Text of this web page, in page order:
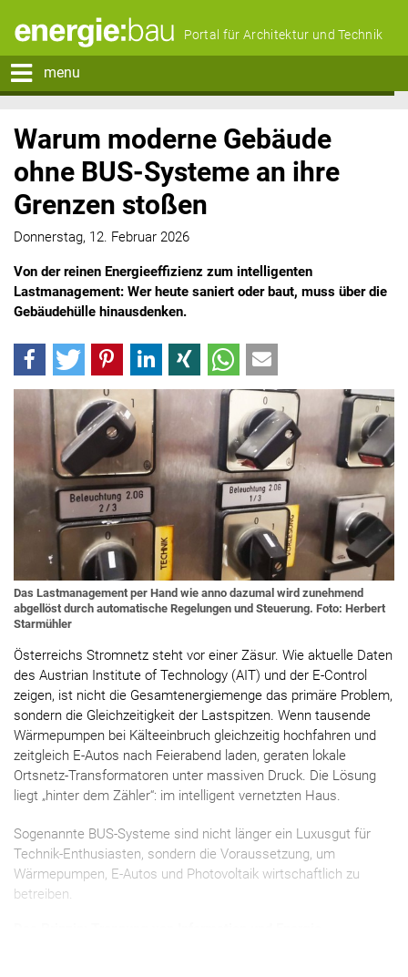
Portal für Architektur und Technik
menu
Warum moderne Gebäude
ohne BUS-Systeme an ihre
Grenzen stoßen
Donnerstag, 12. Februar 2026
Von der reinen Energieeffizienz zum intelligenten
Lastmanagement: Wer heute saniert oder baut, muss über die
Gebäudehülle hinausdenken.
Das Lastmanagement per Hand wie anno dazumal wird zunehmend
abgellöst durch automatische Regelungen und Steuerung. Foto: Herbert
Starmühler
Österreichs Stromnetz steht vor einer Zäsur. Wie aktuelle Daten
des Austrian Institute of Technology (AIT) und der E-Control
zeigen, ist nicht die Gesamtenergiemenge das primäre Problem,
sondern die Gleichzeitigkeit der Lastspitzen. Wenn tausende
Wärmepumpen bei Kälteeinbruch gleichzeitig hochfahren und
zeitgleich E-Autos nach Feierabend laden, geraten lokale
Ortsnetz-Transformatoren unter massiven Druck. Die Lösung
liegt „hinter dem Zähler“: im intelligent vernetzten Haus.
Sogenannte BUS-Systeme sind nicht länger ein Luxusgut für
Technik-Enthusiasten, sondern die Voraussetzung, um
Wärmepumpen, E-Autos und Photovoltaik wirtschaftlich zu
betreiben.